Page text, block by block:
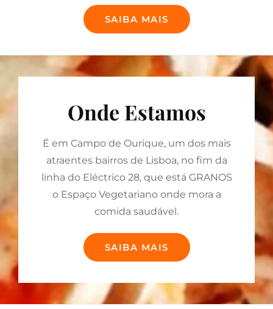
SAIBA MAIS SOBRE
NÓS
Onde Estamos
É em Campo de Ourique, um dos mais
atraentes bairros de Lisboa, no fim da
linha do Eléctrico 28, que está GRANOS
o Espaço Vegetariano onde mora a
comida saudável.
SAIBA MAIS ONDE
ESTAMOS